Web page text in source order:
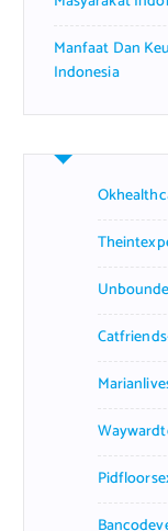
Manfaat Dan
Indonesia